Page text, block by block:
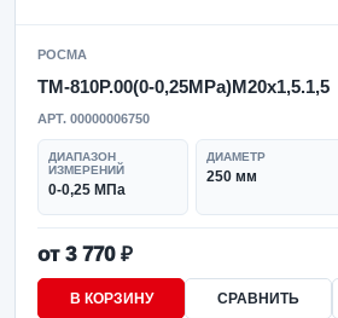
РОСМА
ТМ-810Р.00(0-0,25MPa)M20x1,5.1,5
АРТ. 00000006750
ДИАПАЗОН
ИЗМЕРЕНИЙ
0-0,25 МПа
ДИАМЕТР
250 мм
от 3 770 ₽
В КОРЗИНУ СРАВНИТЬ